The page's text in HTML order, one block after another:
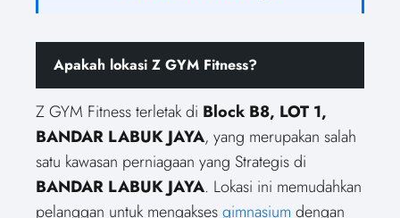
Apakah lokasi Z GYM Fitness?
Z GYM Fitness terletak di Block B8, LOT 1,
BANDAR LABUK JAYA, yang merupakan salah
satu kawasan perniagaan yang Strategis di
BANDAR LABUK JAYA. Lokasi ini memudahkan
pelanggan untuk mengaksesgimnasium dengan